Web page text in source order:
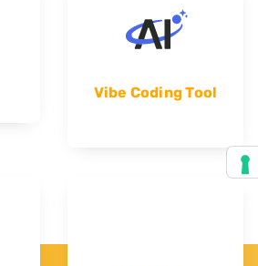
Vibe Coding Tool